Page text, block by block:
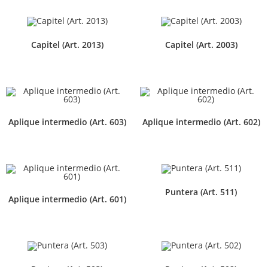
Capitel (Art. 2013) Capitel (Art. 2003)
Aplique intermedio (Art. 603) Aplique intermedio (Art. 602)
Aplique intermedio (Art. 601)
Puntera (Art. 511)